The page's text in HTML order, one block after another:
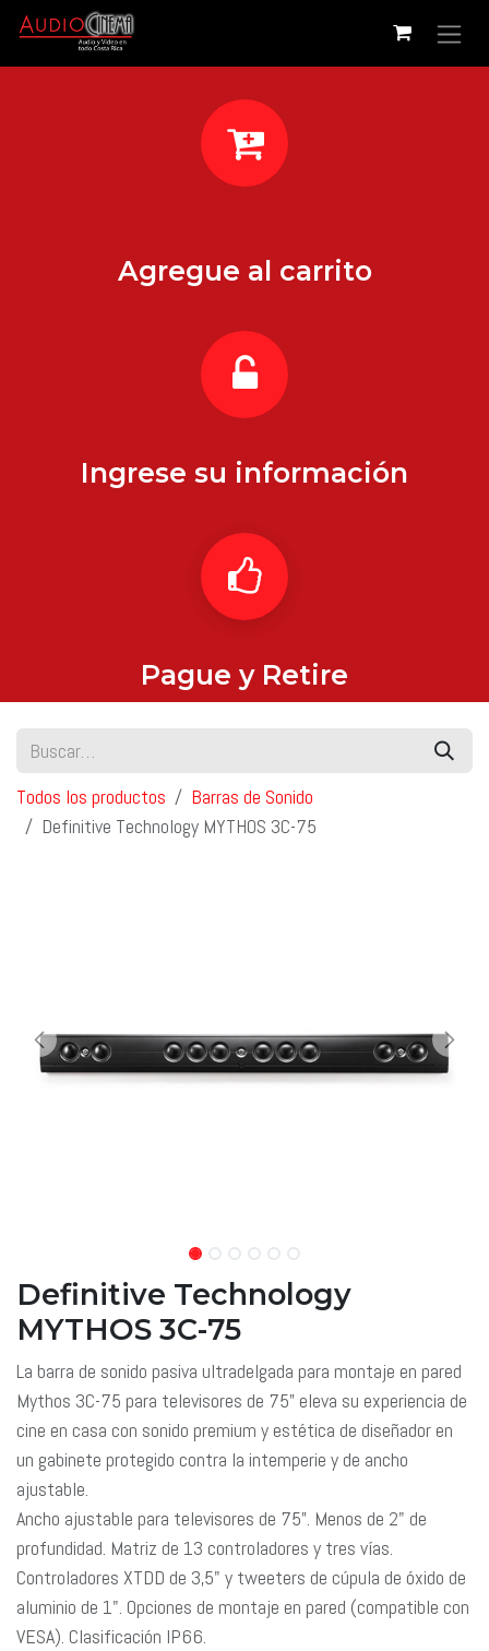
Ir al contenido
Agregue al carrito
Ingrese su información
Pague y Retire
Todos los productos
Barras de Sonido
Definitive Technology MYTHOS 3C-75
Definitive Technology
MYTHOS 3C-75
La barra de sonido pasiva ultradelgada para montaje en pared
Mythos 3C-75 para televisores de 75” eleva su experiencia de
cine en casa con sonido premium y estética de diseñador en
un gabinete protegido contra la intemperie y de ancho
ajustable.
Ancho ajustable para televisores de 75”. Menos de 2" de
profundidad. Matriz de 13 controladores y tres vías.
Controladores XTDD de 3,5" y tweeters de cúpula de óxido de
aluminio de 1". Opciones de montaje en pared (compatible con
VESA). Clasificación IP66.